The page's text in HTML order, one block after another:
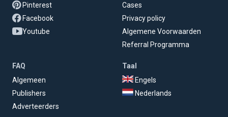
Pinterest
Facebook
Youtube
Cases
Privacy policy
Algemene Voorwaarden
Referral Programma
FAQ
Algemeen
Publishers
Adverteerders
Taal
Engels
Nederlands